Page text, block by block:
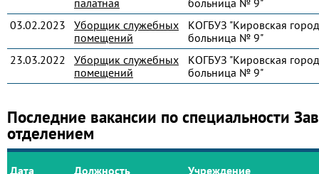
палатная
больница № 9"
03.02.2023
Уборщик служебных
помещений
КОГБУЗ "Кировская
больница № 9"
23.03.2022
Уборщик служебных
помещений
КОГБУЗ "Кировская
больница № 9"
Последние вакансии по специальности
отделением
Дата Должность Учреждение